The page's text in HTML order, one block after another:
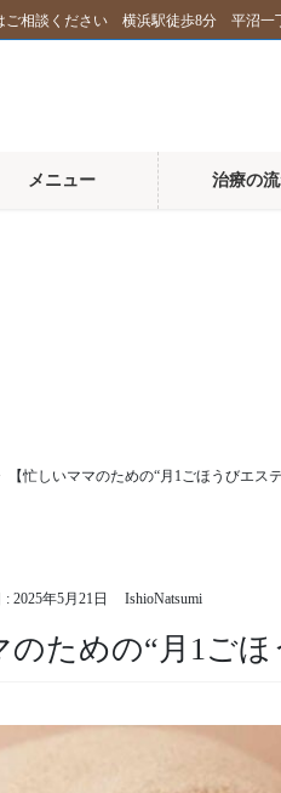
ご相談ください 横浜駅徒歩8分 平沼一
メニュー 治療の
【忙しいママのための“月1ごほうびエステ
:2025年5月21日 IshioNatsumi
のための“月1ごほ